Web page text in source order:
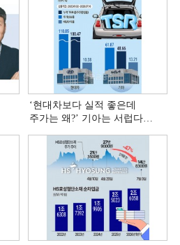
‘현대차보다 실적 좋은데
주가는 왜?ʼ 기아는 서럽다